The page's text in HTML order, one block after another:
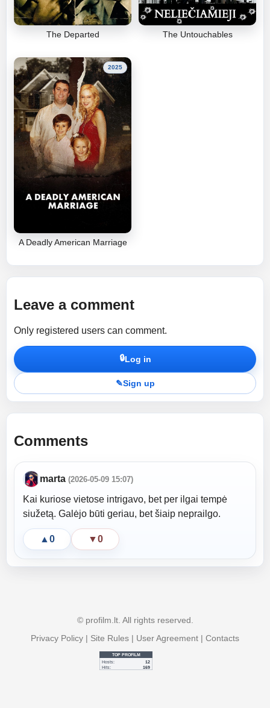
The Departed The Untouchables
2025
A Deadly American Marriage
Leave a comment
Only registered users can comment.
🔒Log in
✎Sign up
Comments
marta (2026-05-09 15:07)
Kai kuriose vietose intrigavo, bet per ilgai tempė
siužetą. Galėjo būti geriau, bet šiaip neprailgo.
▲ 0 ▼0
© profilm.lt. All rights reserved.
Privacy Policy | Site Rules | User Agreement | Contacts